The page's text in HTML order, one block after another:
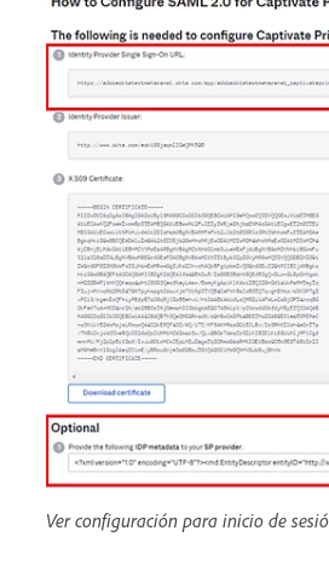
Ver configuración para inicio de